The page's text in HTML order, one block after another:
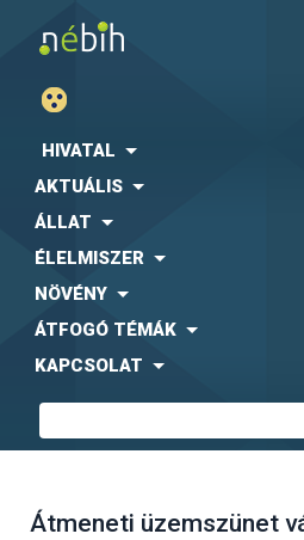
HIVATAL
AKTUÁLIS
ÁLLAT
ÉLELMISZER
NÖVÉNY
ÁTFOGÓ TÉMÁK
KAPCSOLAT
Átmeneti üzemszünet